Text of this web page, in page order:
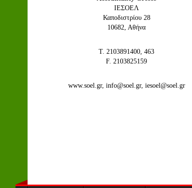
IEΣΟΕΛ
Καποδιστρίου 28
10682, Αθήνα
Τ. 2103891400, 463
F. 2103825159
www.soel.gr, info@soel.gr, iesoel@soel.gr